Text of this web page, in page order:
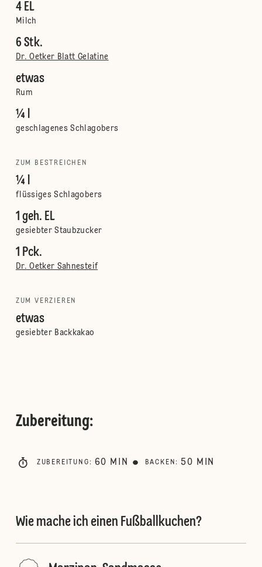
4 EL
Milch
6 Stk.
Dr. Oetker Blatt Gelatine
etwas
Rum
¼ l
geschlagenes Schlagobers
ZUM BESTREICHEN
¼ l
flüssiges Schlagobers
1 geh. EL
gesiebter Staubzucker
1 Pck.
Dr. Oetker Sahnesteif
ZUM VERZIEREN
etwas
gesiebter Backkakao
Zubereitung:
ZUBEREITUNG : 60 MIN BACKEN : 50 MIN
Wie mache ich einen Fußballkuchen?